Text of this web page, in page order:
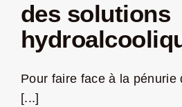
des solutions
Pour faire face à la pénurie
[...]